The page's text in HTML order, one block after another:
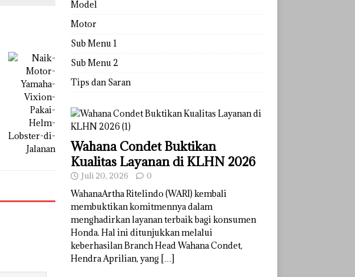
Model
Motor
Sub Menu 1
Sub Menu 2
Tips dan Saran
Wahana Condet Buktikan
Kualitas Layanan di KLHN 2026
Juli 20, 2026 0
WahanaArtha Ritelindo (WARI) kembali
membuktikan komitmennya dalam
menghadirkan layanan terbaik bagi konsumen
Honda. Hal ini ditunjukkan melalui
keberhasilan Branch Head Wahana Condet,
Hendra Aprilian, yang […]